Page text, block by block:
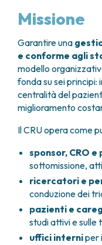
Missione
Garantire una
e conforme agli
modello
fonda su sei
centralità del
miglioramento
Il CRU opera come
sponsor, CRO
sottomissione,
ricercatori e
conduzione dei
pazienti e
studi attivi e sulle
uffici interniper